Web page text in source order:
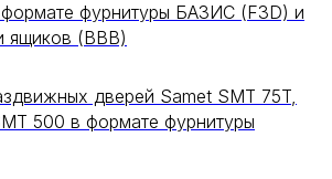
фурнитуры БАЗИС (F3D) и
ящиков (BBB)
дверей Samet SMT 75T,
500 в формате фурнитуры